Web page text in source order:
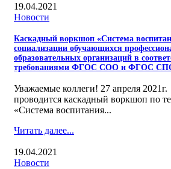
19.04.2021
Новости
Каскадный воркшоп «Система
социализации обучающихся
образовательных организаций в
требованиями ФГОС СОО и ФГОС
Уважаемые коллеги! 27 апреля 2021г.
проводится каскадный воркшоп по
«Система воспитания...
Читать далее...
19.04.2021
Новости